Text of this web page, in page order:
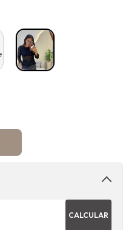
CALCULAR